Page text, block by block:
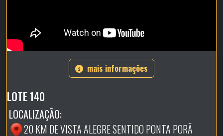
mais informações
LOTE 140
LOCALIZAÇÃO:
20 KM DE VISTA ALEGRE SENTIDO PONTA PORÃ